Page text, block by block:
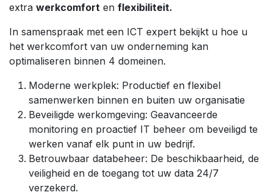
extra werkcomfort en flexibiliteit.
In samenspraak met een ICT expert bekijkt u hoe u
het werkcomfort van uw onderneming kan
optimaliseren binnen 4 domeinen.
Moderne werkplek: Productief en flexibel
samenwerken binnen en buiten uw organisatie
Beveiligde werkomgeving: Geavanceerde
monitoring en proactief IT beheer om beveiligd te
werken vanaf elk punt in uw bedrijf.
Betrouwbaar databeheer: De beschikbaarheid, de
veiligheid en de toegang tot uw data 24/7
verzekerd.